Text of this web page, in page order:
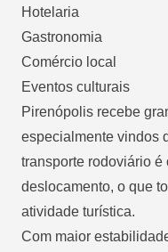
Hotelaria
Gastronomia
Comércio local
Eventos culturais
Pirenópolis recebe
especialmente vindos
transporte rodoviário
deslocamento, o que
atividade turística.
Com maior